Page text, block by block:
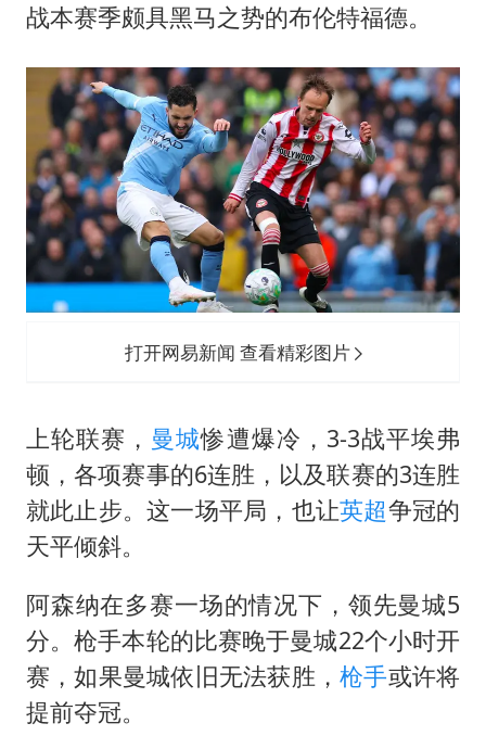
老中医：立秋后养心是关键
“中国蔬菜之乡”最高温达41.8℃
福建省泉州市委书记张毅恭接受纪律审查和监察调查
老人离世案亲属质疑记录仪
中医教你一招提升气血
我国外贸延续良好增长态势
欧阳娜娜窦靖童好搭
夯实基础开新局
战本赛季颇具黑马之势的布伦特福德。
打开网易新闻 查看精彩图片
上轮联赛， 曼城惨遭爆冷，3-3战平埃弗
顿，各项赛事的6连胜，以及联赛的3连胜
就此止步。这一场平局，也让英超争冠的
天平倾斜。
阿森纳在多赛一场的情况下，领先曼城5
分。枪手本轮的比赛晚于曼城22个小时开
赛，如果曼城依旧无法获胜，枪手或许将
提前夺冠。